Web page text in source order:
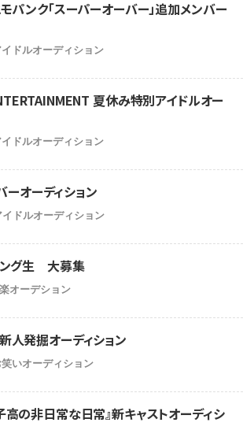
パンク「スーパーオーバー」追加メンバー
ドルオーディション
夏休み特別アイドルオー
ドルオーディション
オーディション
ドルオーディション
ング生 大募集
オーデション
発掘オーディション
いオーディション
の非日常な日常』新キャストオーディシ